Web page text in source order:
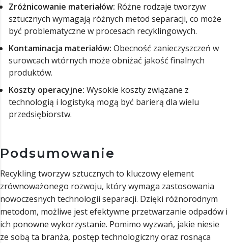
Zróżnicowanie materiałów: Różne rodzaje tworzyw
sztucznych wymagają różnych metod separacji, co może
być problematyczne w procesach recyklingowych.
Kontaminacja materiałów: Obecność zanieczyszczeń w
surowcach wtórnych może obniżać jakość finalnych
produktów.
Koszty operacyjne: Wysokie koszty związane z
technologią i logistyką mogą być barierą dla wielu
przedsiębiorstw.
Podsumowanie
Recykling tworzyw sztucznych to kluczowy element
zrównoważonego rozwoju, który wymaga zastosowania
nowoczesnych technologii separacji. Dzięki różnorodnym
metodom, możliwe jest efektywne przetwarzanie odpadów i
ich ponowne wykorzystanie. Pomimo wyzwań, jakie niesie
ze sobą ta branża, postęp technologiczny oraz rosnąca